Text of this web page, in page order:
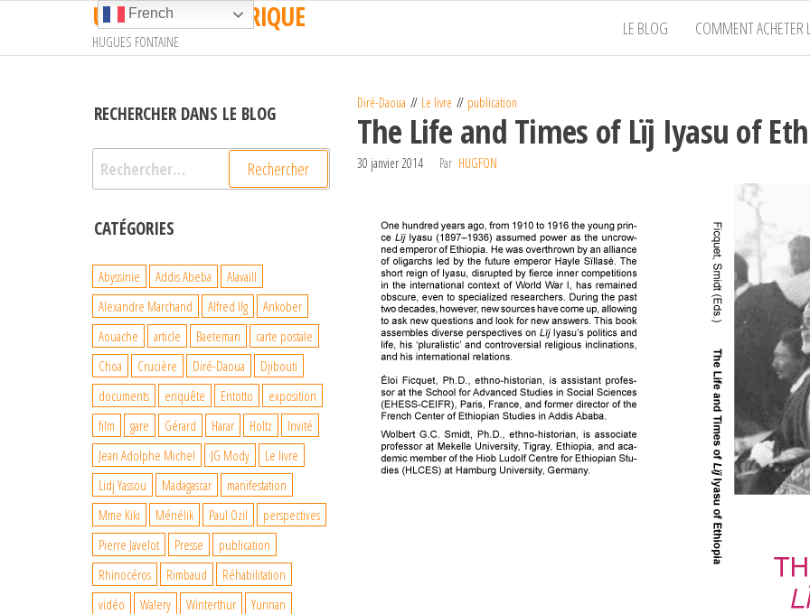
contenu
UN TRAIN EN AFRIQUE
HUGUES FONTAINE
LE BLOG COMMENT ACHETER
Diré-Daoua Le livre publication
The Life and Times of Lïj Iyasu of
30 janvier 2014 Par HUGFON
RECHERCHER DANS LE BLOG
Rechercher :
CATÉGORIES
Abyssinie Addis Abeba
Alavaill
Alexandre Marchand
Alfred Ilg
Ankober
Aouache
article Baeteman
carte postale
Choa
Crucière Diré-Daoua
Djibouti
documents
enquête Entotto
exposition
film
gare Gérard Harar Holtz
Invité
Jean Adolphe Michel
JG Mody
Le livre
Lidj Yassou
Madagascar
manifestation
Mme Kiki
Ménélik Paul Ozil
perspectives
Pierre Javelot
Presse
publication
Rhinocéros
Rimbaud
Réhabilitation
vidéo
Walery Winterthur
Yunnan
French